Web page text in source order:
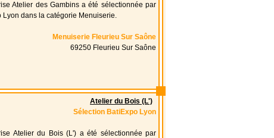
Atelier des Gambins a été sélectionnée par
Lyon dans la catégorie Menuiserie.
Menuiserie Fleurieu Sur Saône
69250 Fleurieu Sur Saône
Atelier du Bois (L')
Sélection BatiExpo Lyon
Atelier du Bois (L') a été sélectionnée par